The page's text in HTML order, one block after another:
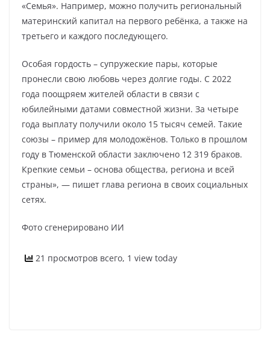
«Семья». Например, можно получить региональный
материнский капитал на первого ребёнка, а также на
третьего и каждого последующего.
Особая гордость – супружеские пары, которые
пронесли свою любовь через долгие годы. С 2022
года поощряем жителей области в связи с
юбилейными датами совместной жизни. За четыре
года выплату получили около 15 тысяч семей. Такие
союзы – пример для молодожёнов. Только в прошлом
году в Тюменской области заключено 12 319 браков.
Крепкие семьи – основа общества, региона и всей
страны», — пишет глава региона в своих социальных
сетях.
Фото сгенерировано ИИ
21 просмотров всего, 1 view today